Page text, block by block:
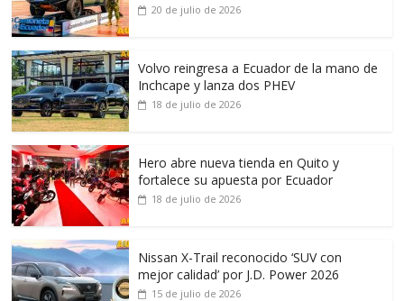
20 de julio de 2026
Volvo reingresa a Ecuador de la mano de
Inchcape y lanza dos PHEV
18 de julio de 2026
Hero abre nueva tienda en Quito y
fortalece su apuesta por Ecuador
18 de julio de 2026
Nissan X-Trail reconocido ‘SUV con
mejor calidad’ por J.D. Power 2026
15 de julio de 2026